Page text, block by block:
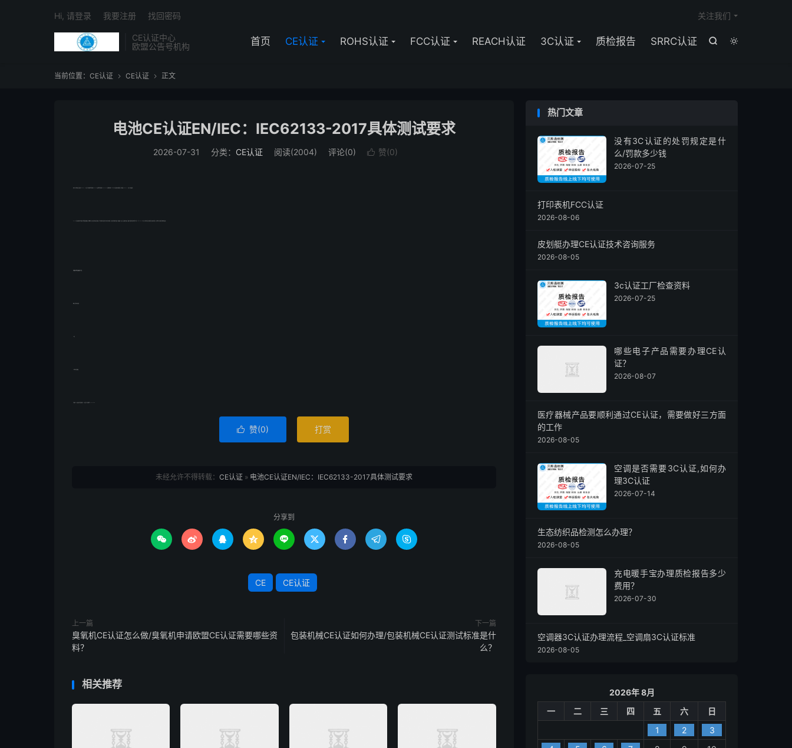
CE认证中心
欧盟公告号机构


首页 CE认证 ROHS认证 FCC认证 REACH认证 3C认证 质检报告 SRRC认证
关注我们
Hi, 请登录 我要注册 找回密码
当前位置： CE认证  CE认证  正文
电池CE认证EN/IEC：IEC62133-2017具体测试要求
2026-07-31 分类： CE认证 阅读(2004) 评论(0)  赞(0)
 赞(0) 打赏
未经允许不得转载： CE认证 » 电池CE认证EN/IEC：IEC62133-2017具体测试要求
分享到
        
CE CE认证
上一篇
臭氧机CE认证怎么做/臭氧机申请欧盟CE认证需要哪些资
料？
下一篇
包装机械CE认证如何办理/包装机械CE认证测试标准是什
么？
相关推荐
热门文章
没有3C认证的处罚规定是什
么/罚款多少钱
2026-07-25
打印表机FCC认证
2026-08-06
皮划艇办理CE认证技术咨询服务
2026-08-05
3c认证工厂检查资料
2026-07-25
哪些电子产品需要办理CE认
证？
2026-08-07
医疗器械产品要顺利通过CE认证，需要做好三方面
的工作
2026-08-05
空调是否需要3C认证,如何办
理3C认证
2026-07-14
生态纺织品检测怎么办理？
2026-08-05
充电暖手宝办理质检报告多少
费用？
2026-07-30
空调器3C认证办理流程_空调扇3C认证标准
2026-08-05
2026年 8月
一
二 三 四 五 六
日
1
2
3